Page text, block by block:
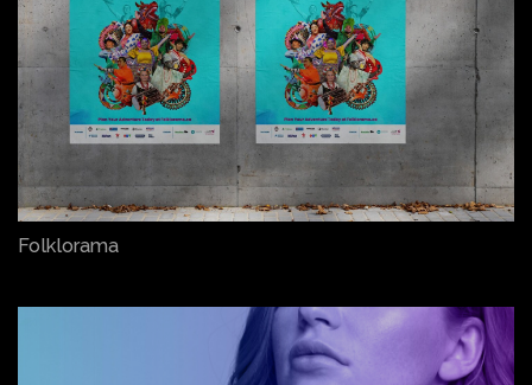
Folklorama